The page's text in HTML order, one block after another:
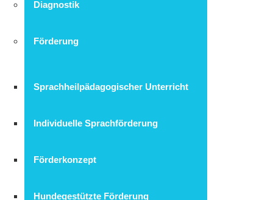
Diagnostik
Förderung
Sprachheilpädagogischer Unterricht
Individuelle Sprachförderung
Förderkonzept
Hundegestützte Förderung